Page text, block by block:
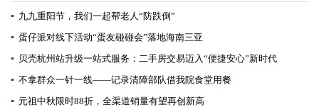
▪ 九九重阳节，我们一起帮老人“防跌倒”
▪ 蛋仔派对线下活动“蛋友碰碰会”落地海南三亚
▪ 贝壳杭州站升级一站式服务：二手房交易迈入“便捷安心”新时代
▪ 不拿群众一针一线——记录清障部队借我院食堂用餐
▪ 元祖中秋限时88折，全渠道销量有望再创新高